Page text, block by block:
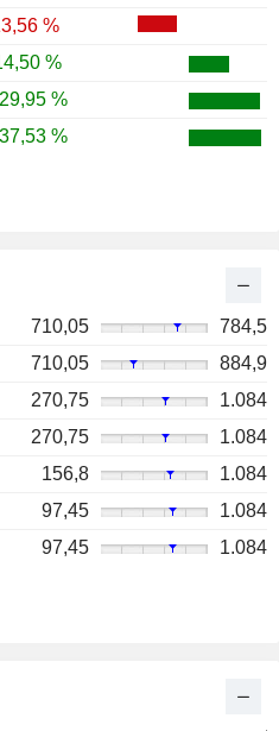
%
%
%
%
710,05
784,5
710,05
884,9
270,75
1.084
270,75
1.084
156,8
1.084
97,45
1.084
97,45 1.084